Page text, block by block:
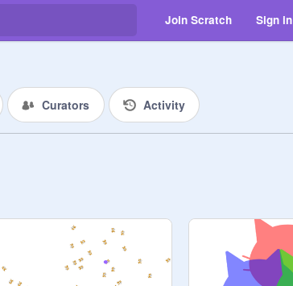
Join Scratch Sign in
Curators Activity